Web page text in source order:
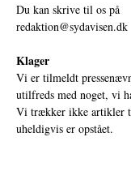
Du kan skrive til os på
redaktion@sydavisen.dk
Klager
Vi er tilmeldt
utilfreds med noget, vi
Vi trækker ikke artikler
uheldigvis er opstået.